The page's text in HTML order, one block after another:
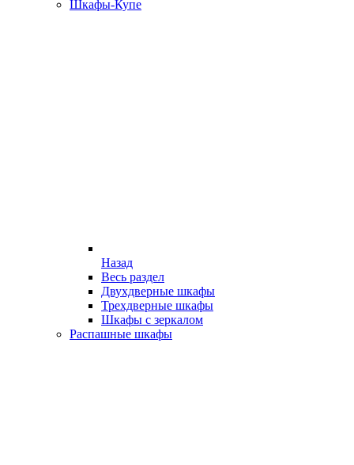
Шкафы-Купе
Назад
Весь раздел
Двухдверные шкафы
Трехдверные шкафы
Шкафы с зеркалом
Распашные шкафы